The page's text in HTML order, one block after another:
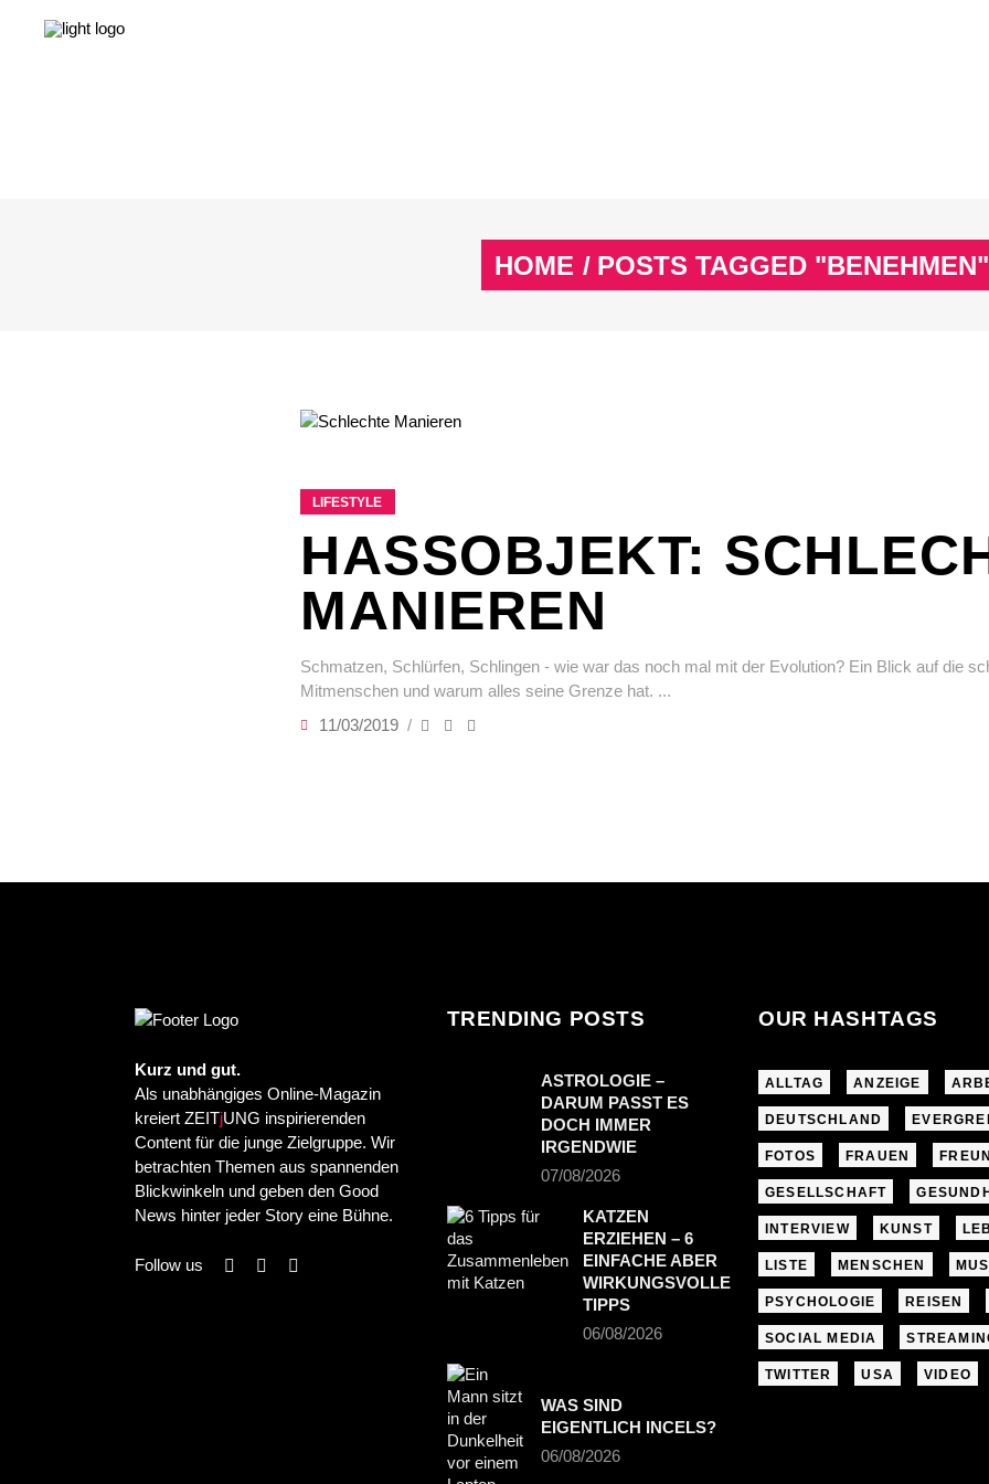
HOME / POSTS TAGGED "BENEHMEN"
LIFESTYLE
HASSOBJEKT:
MANIEREN
Schmatzen, Schlürfen, Schlingen - wie war das noch mal mit der Evolution? Ein Blick auf die
Mitmenschen und warum alles seine Grenze hat.
11/03/2019
Kurz und gut.
Als unabhängiges Online-Magazin
kreiert ZEITjUNG inspirierenden
Content für die junge Zielgruppe. Wir
betrachten Themen aus spannenden
Blickwinkeln und geben den Good
News hinter jeder Story eine Bühne.
Follow us
TRENDING POSTS
ASTROLOGIE –
DARUM PASST ES
DOCH IMMER
IRGENDWIE
07/08/2026
KATZEN
ERZIEHEN – 6
EINFACHE ABER
WIRKUNGSVOLLE
TIPPS
06/08/2026
WAS SIND
EIGENTLICH INCELS?
06/08/2026
OUR HASHTAGS
ALLTAG ANZEIGE
DEUTSCHLAND
FOTOS FRAUEN
GESELLSCHAFT
INTERVIEW KUNST
LISTE MENSCHEN
PSYCHOLOGIE REISEN
SOCIAL MEDIA
TWITTER USA VIDEO